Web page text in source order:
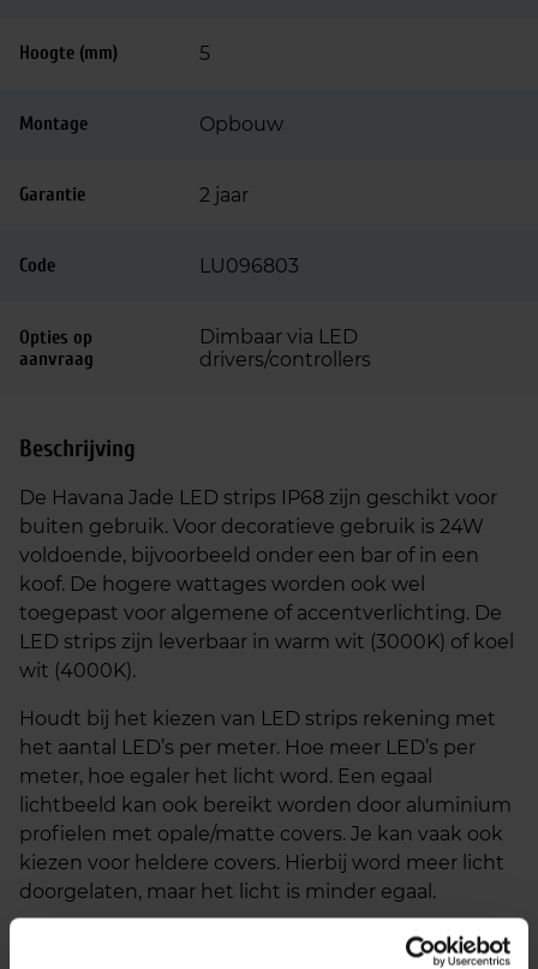
Hoogte (mm) 5
Montage Opbouw
Garantie 2 jaar
Code LU096803
Opties op
aanvraag
Dimbaar via LED
drivers/controllers
Beschrijving
De Havana Jade LED strips IP68 zijn geschikt voor
buiten gebruik. Voor decoratieve gebruik is 24W
voldoende, bijvoorbeeld onder een bar of in een
koof. De hogere wattages worden ook wel
toegepast voor algemene of accentverlichting. De
LED strips zijn leverbaar in warm wit (3000K) of koel
wit (4000K).
Houdt bij het kiezen van LED strips rekening met
het aantal LED’s per meter. Hoe meer LED’s per
meter, hoe egaler het licht word. Een egaal
lichtbeeld kan ook bereikt worden door aluminium
profielen met opale/matte covers. Je kan vaak ook
kiezen voor heldere covers. Hierbij word meer licht
doorgelaten, maar het licht is minder egaal.
Pas LED strips altijd toe op een aluminium profiel of